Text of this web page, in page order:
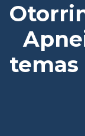
temas